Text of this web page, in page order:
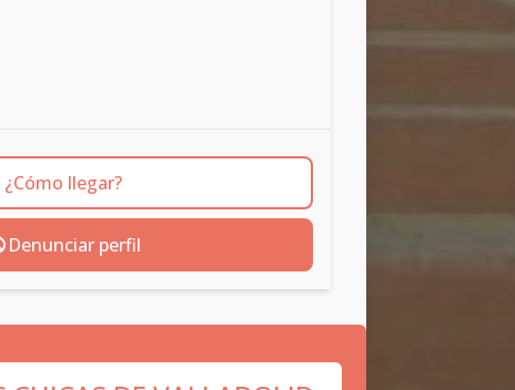
¿Cómo llegar?
Denunciar perfil